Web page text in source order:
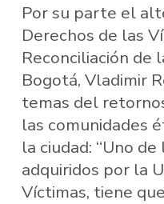
Por su parte el
Derechos de las
Reconciliación de
Bogotá, Vladimir
temas del
las comunidades
la ciudad: “Uno
adquiridos por la
Víctimas, tiene